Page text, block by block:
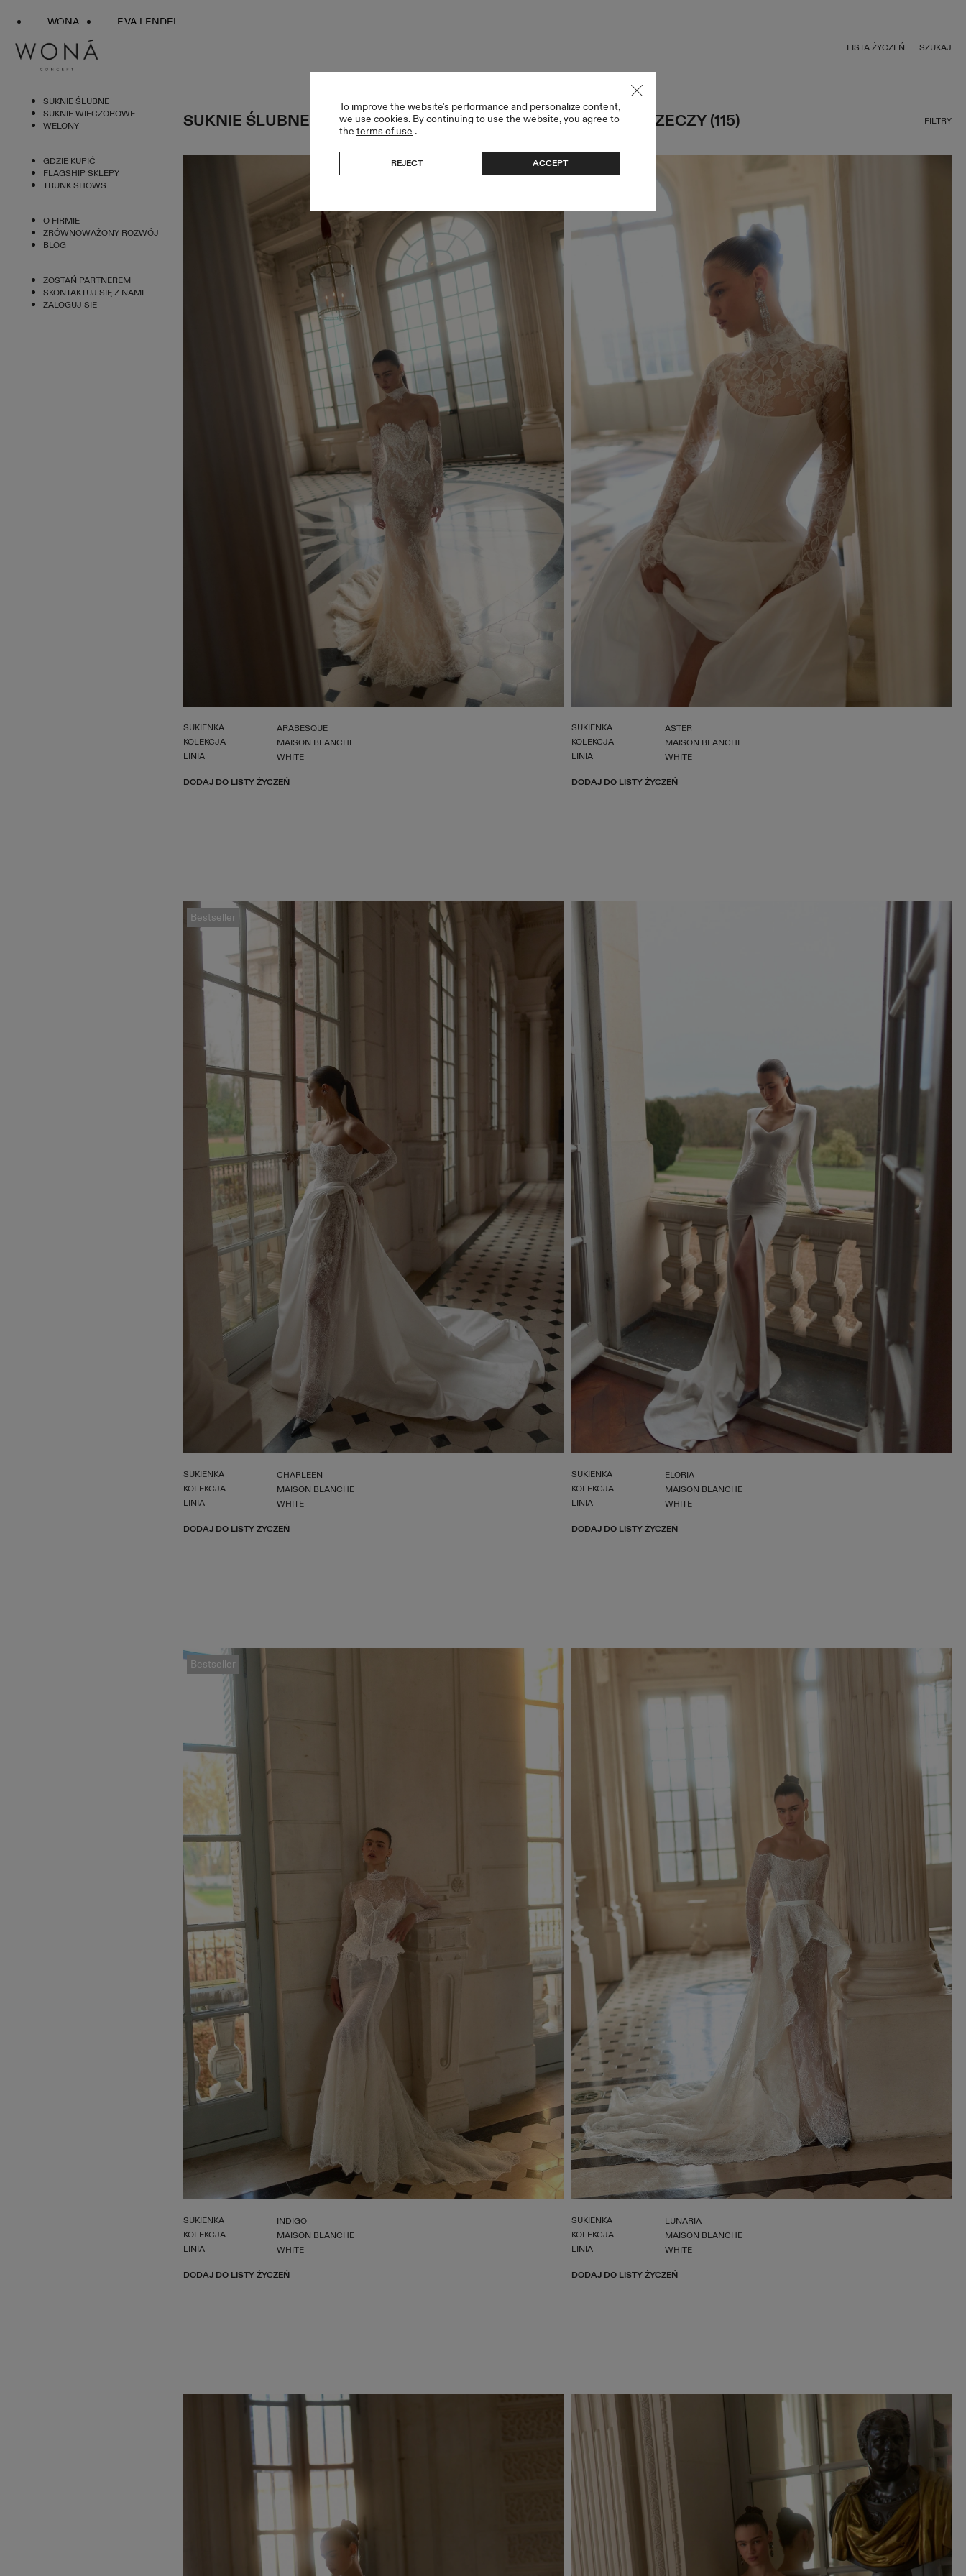
WONA EVA LENDEL
LISTA ŻYCZEŃ SZUKAJ
SUKNIE ŚLUBNE
SUKNIE WIECZOROWE
WELONY
GDZIE KUPIĆ
FLAGSHIP SKLEPY
TRUNK SHOWS
O FIRMIE
ZRÓWNOWAŻONY ROZWÓJ
BLOG
ZOSTAŃ PARTNEREM
SKONTAKTUJ SIĘ Z NAMI
ZALOGUJ SIE
SUKNIE ŚLUBNE Z DŁUGIMI RĘKAWAMI RZECZY (115) FILTRY
SUKIENKA
ARABESQUE
KOLEKCJA
MAISON BLANCHE
LINIA
WHITE
DODAJ DO LISTY ŻYCZEŃ
SUKIENKA
ASTER
KOLEKCJA
MAISON BLANCHE
LINIA
WHITE
DODAJ DO LISTY ŻYCZEŃ
Bestseller
SUKIENKA
CHARLEEN
KOLEKCJA
MAISON BLANCHE
LINIA
WHITE
DODAJ DO LISTY ŻYCZEŃ
SUKIENKA
ELORIA
KOLEKCJA
MAISON BLANCHE
LINIA
WHITE
DODAJ DO LISTY ŻYCZEŃ
Bestseller
SUKIENKA
INDIGO
KOLEKCJA
MAISON BLANCHE
LINIA
WHITE
DODAJ DO LISTY ŻYCZEŃ
SUKIENKA
LUNARIA
KOLEKCJA
MAISON BLANCHE
LINIA
WHITE
DODAJ DO LISTY ŻYCZEŃ
To improve the website's performance and personalize content,
we use cookies. By continuing to use the website, you agree to
the terms of use .
REJECT ACCEPT